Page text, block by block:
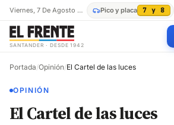
Viernes, 7 De Agosto De 2026 Pico y placa 7 y 8
SANTANDER · DESDE 1942
Portada/Opinión/El Cartel de las luces
OPINIÓN
El Cartel de las luces